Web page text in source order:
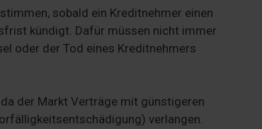
sobald ein Kreditnehmer einen
kündigt. Dafür müssen nicht immer
oder der Tod eines Kreditnehmers
der Markt Verträge mit günstigeren
verlangen.